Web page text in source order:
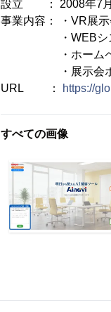
設立 ： 2008年7月
事業内容： ・VR展
・WEBシス
・ホームペー
・展示会ポータ
URL ：
https://
すべての画像